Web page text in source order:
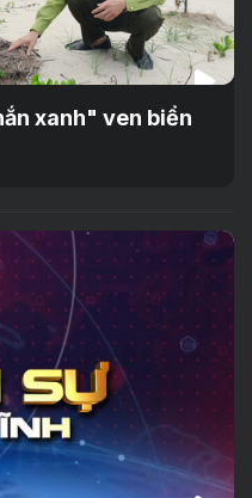
xanh" ven biển